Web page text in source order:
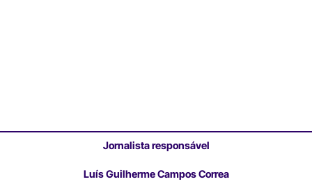
Jornalista responsável
Luís Guilherme Campos Correa